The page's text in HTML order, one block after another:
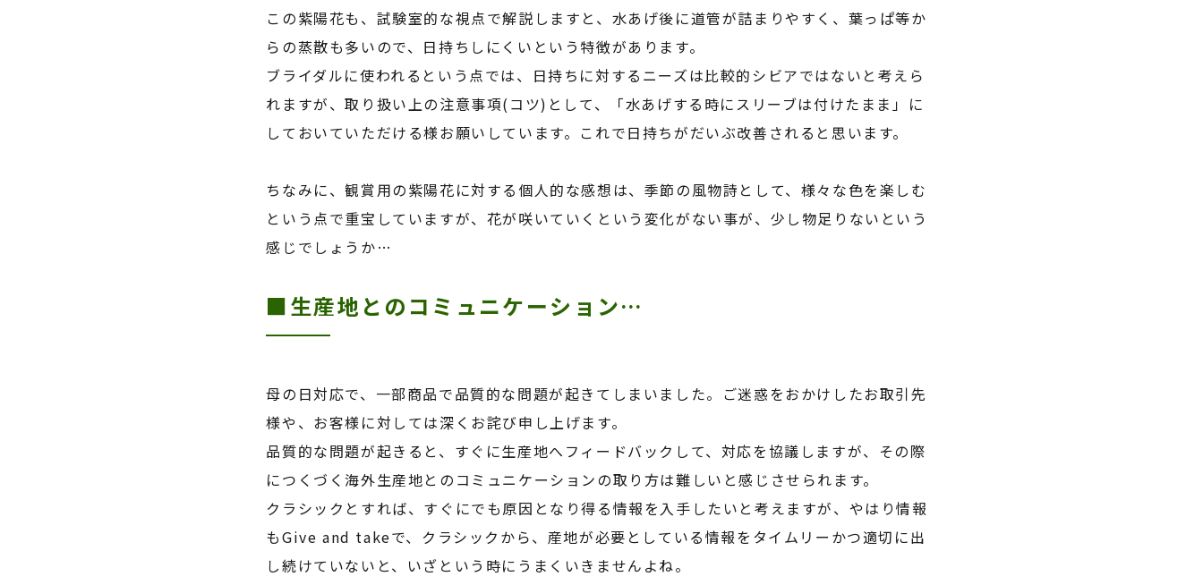
この紫陽花も、試験室的な視点で解説しますと、水あげ後に道管が詰まりやすく、葉っぱ等か
らの蒸散も多いので、日持ちしにくいという特徴があります。
ブライダルに使われるという点では、日持ちに対するニーズは比較的シビアではないと考えら
れますが、取り扱い上の注意事項( コツ) として、「水あげする時にスリーブは付けたまま」に
しておいていただける様お願いしています。これで日持ちがだいぶ改善されると思います。
ちなみに、観賞用の紫陽花に対する個人的な感想は、季節の風物詩として、様々な色を楽しむ
という点で重宝していますが、花が咲いていくという変化がない事が、少し物足りないという
感じでしょうか…
■生産地とのコミュニケーション…
母の日対応で、一部商品で品質的な問題が起きてしまいました。ご迷惑をおかけしたお取引先
様や、お客様に対しては深くお詫び申し上げます。
品質的な問題が起きると、すぐに生産地へフィードバックして、対応を協議しますが、その際
につくづく海外生産地とのコミュニケーションの取り方は難しいと感じさせられます。
クラシックとすれば、すぐにでも原因となり得る情報を入手したいと考えますが、やはり情報
もGive and takeで、クラシックから、産地が必要としている情報をタイムリーかつ適切に出
し続けていないと、いざという時にうまくいきませんよね。